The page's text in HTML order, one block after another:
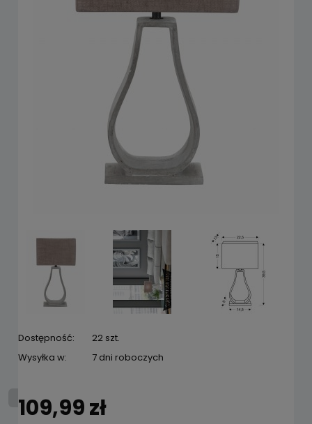
Dostępność:
22 szt.
Wysyłka w:
7 dni roboczych
109,99 zł